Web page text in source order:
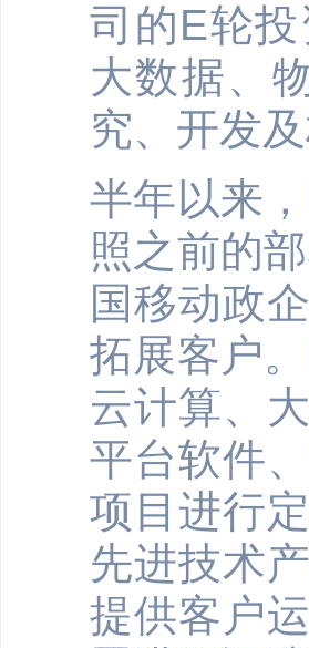
司的E轮
大数据、
究、开发
半年以来
照之前的
国移动政
拓展客户
云计算、
平台软件
项目进行
先进技术
提供客户